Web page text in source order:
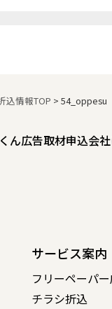
込情報TOP >54_oppesu
ん広告取材申込会
サービス案内
フリーペーパ
チラシ折込